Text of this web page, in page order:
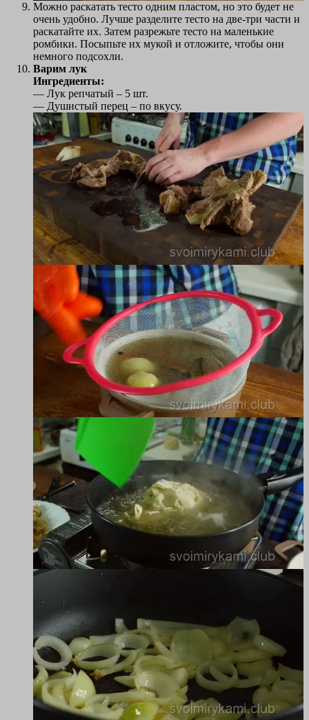
Можно раскатать тесто одним пластом, но это будет не
очень удобно. Лучше разделите тесто на две-три части и
раскатайте их. Затем разрежьте тесто на маленькие
ромбики. Посыпьте их мукой и отложите, чтобы они
немного подсохли.
Варим лук
Ингредиенты:
— Лук репчатый – 5 шт.
— Душистый перец – по вкусу.